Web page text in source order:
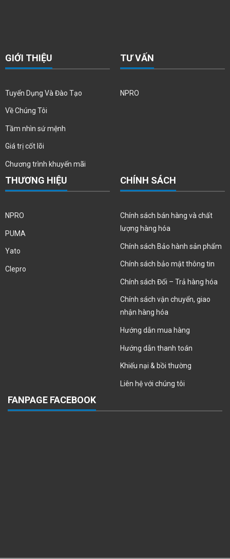
GIỚI THIỆU
Tuyển Dụng Và Đào Tạo
Về Chúng Tôi
Tầm nhìn sứ mệnh
Giá trị cốt lõi
Chương trình khuyến mãi
TƯ VẤN
NPRO
THƯƠNG HIỆU
NPRO
PUMA
Yato
Clepro
CHÍNH SÁCH
Chính sách bán hàng và chất
lượng hàng hóa
Chính sách Bảo hành sản phẩm
Chính sách bảo mật thông tin
Chính sách Đổi – Trả hàng hóa
Chính sách vận chuyển, giao
nhận hàng hóa
Hướng dẫn mua hàng
Hướng dẫn thanh toán
Khiếu nại & bồi thường
Liên hệ với chúng tôi
FANPAGE FACEBOOK